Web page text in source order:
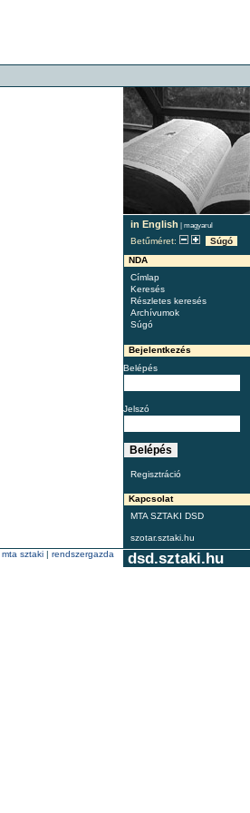
in English | magyarul
Betűméret:
Súgó
NDA
Címlap
Keresés
Részletes keresés
Archívumok
Súgó
Bejelentkezés
Belépés
Jelszó
Regisztráció
Kapcsolat
MTA SZTAKI DSD
szotar.sztaki.hu
dsd.sztaki.hu
mta sztaki | rendszergazda